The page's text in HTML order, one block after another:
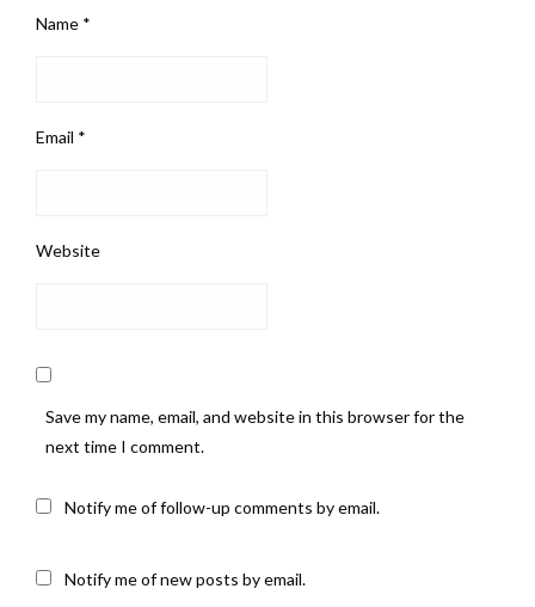
Name *
Email *
Website
Save my name, email, and website in this browser for the
next time I comment.
Notify me of follow-up comments by email.
Notify me of new posts by email.